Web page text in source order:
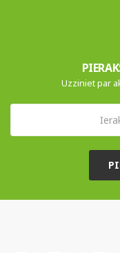
Uzziniet par